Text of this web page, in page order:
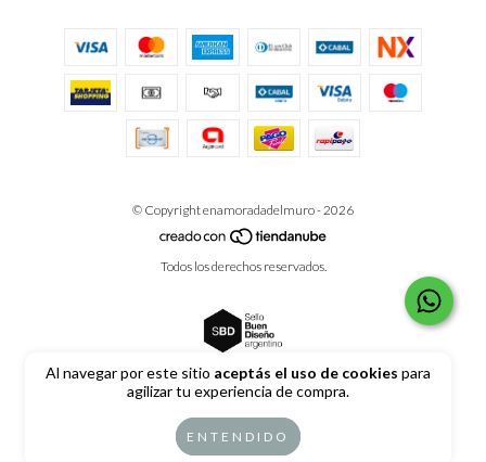
Al navegar por este sitio aceptás el uso de cookies para
agilizar tu experiencia de compra.
ENTENDIDO
© Copyright enamoradadelmuro - 2026
Todos los derechos reservados.
Defensa de las y los consumidores. Para reclamosingrese aquí